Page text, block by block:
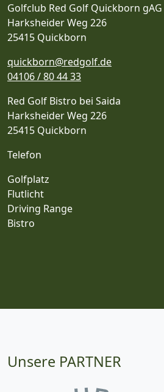
Golfclub Red Golf Quickborn gAG
Harksheider Weg 226
25415 Quickborn
quickborn@redgolf.de
04106 / 80 44 33
Red Golf Bistro bei Saida
Harksheider Weg 226
25415 Quickborn
Telefon
Golfplatz
Flutlicht
Driving Range
Bistro
Unsere PARTNER